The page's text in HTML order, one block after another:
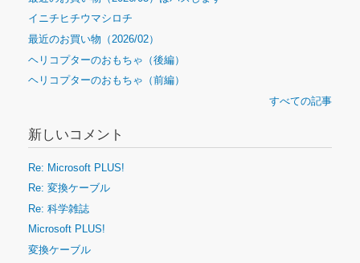
イニチヒチウマシロチ
最近のお買い物（2026/02）
ヘリコプターのおもちゃ（後編）
ヘリコプターのおもちゃ（前編）
すべての記事
新しいコメント
Re: Microsoft PLUS!
Re: 変換ケーブル
Re: 科学雑誌
Microsoft PLUS!
変換ケーブル